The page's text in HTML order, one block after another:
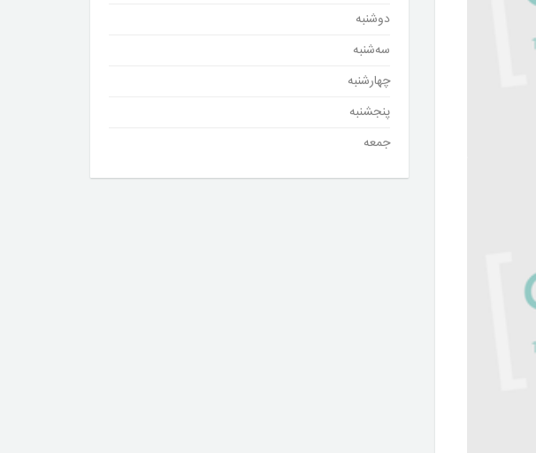
دوشنبه
سه‌شنبه
چهارشنبه
پنجشنبه
جمعه